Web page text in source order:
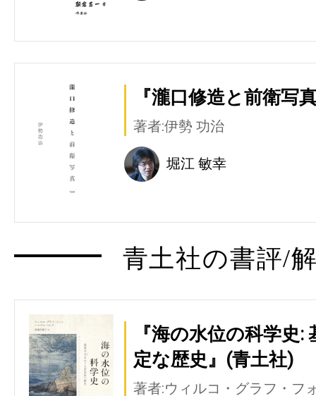
『瀧口修造と前衛写
著者:伊勢 功治
堀江 敏幸
青土社の書評/
『海の水位の科学史
定な歴史』(青土社)
著者:ウィルコ・グラフ・フ